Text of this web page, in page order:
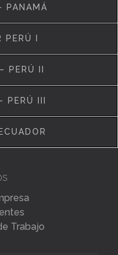
PANAMÁ
PERÚ I
PERÚ II
PERÚ III
Trabajo